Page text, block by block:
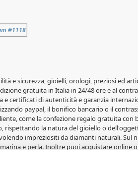
e sicurezza, gioielli, orologi, preziosi ed
gratuita in Italia in 24/48 ore e al
di autenticità e garanzia
paypal, il bonifico bancario o il
come la confezione regalo gratuita con
la natura del gioiello o
impreziositi da diamanti naturali.
e perla. Inoltre puoi acquistare online
in oro 18 carati con Immagini